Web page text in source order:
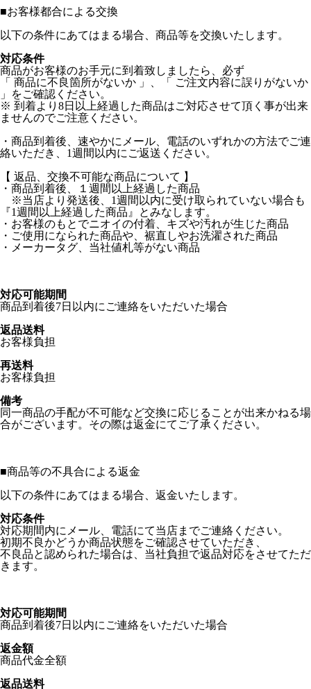
■お客様都合による交換
以下の条件にあてはまる場合、商品等を交換いたします。
対応条件
商品がお客様のお手元に到着致しましたら、必ず
「 商品に不良箇所がないか 」、「 ご注文内容に誤りがないか
」をご確認ください。
※ 到着より8日以上経過した商品はご対応させて頂く事が出来
ませんのでご注意ください。
・商品到着後、速やかにメール、電話のいずれかの方法でご連
絡いただき、1週間以内にご返送ください。
【 返品、交換不可能な商品について 】
・商品到着後、１週間以上経過した商品
※当店より発送後、1週間以内に受け取られていない場合も
『1週間以上経過した商品』とみなします。
・お客様のもとでニオイの付着、キズや汚れが生じた商品
・ご使用になられた商品や、裾直しやお洗濯された商品
・メーカータグ、当社値札等がない商品
対応可能期間
商品到着後7日以内にご連絡をいただいた場合
返品送料
お客様負担
再送料
お客様負担
備考
同一商品の手配が不可能など交換に応じることが出来かねる場
合がございます。その際は返金にてご了承ください。
■商品等の不具合による返金
以下の条件にあてはまる場合、返金いたします。
対応条件
対応期間内にメール、電話にて当店までご連絡ください。
初期不良かどうか商品状態をご確認させていただき、
不良品と認められた場合は、当社負担で返品対応をさせてただ
きます。
対応可能期間
商品到着後7日以内にご連絡をいただいた場合
返金額
商品代金全額
返品送料